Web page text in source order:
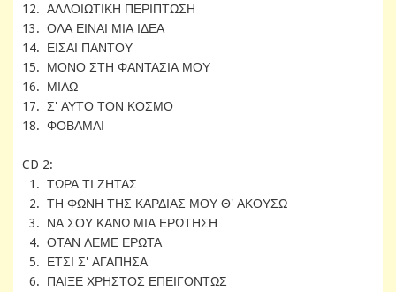
12. ΑΛΛΟΙΩΤΙΚΗ ΠΕΡΙΠΤΩΣΗ
13. ΟΛΑ ΕΙΝΑΙ ΜΙΑ ΙΔΕΑ
14. ΕΙΣΑΙ ΠΑΝΤΟΥ
15. ΜΟΝΟ ΣΤΗ ΦΑΝΤΑΣΙΑ ΜΟΥ
16. ΜΙΛΩ
17. Σ' ΑΥΤΟ ΤΟΝ ΚΟΣΜΟ
18. ΦΟΒΑΜΑΙ
CD 2:
1. ΤΩΡΑ ΤΙ ΖΗΤΑΣ
2. ΤΗ ΦΩΝΗ ΤΗΣ ΚΑΡΔΙΑΣ ΜΟΥ Θ' ΑΚΟΥΣΩ
3. ΝΑ ΣΟΥ ΚΑΝΩ ΜΙΑ ΕΡΩΤΗΣΗ
4. ΟΤΑΝ ΛΕΜΕ ΕΡΩΤΑ
5. ΕΤΣΙ Σ' ΑΓΑΠΗΣΑ
6. ΠΑΙΞΕ ΧΡΗΣΤΟΣ ΕΠΕΙΓΟΝΤΩΣ